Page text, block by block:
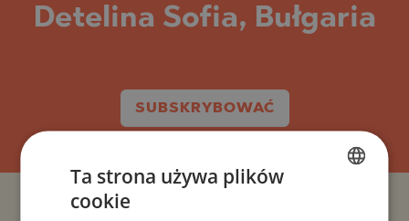
Detelina Sofia, Bułgaria
SUBSKRYBOWAĆ
PROJEKTY I NIERUCHOMOŚCI WEDŁUG KRAJU
Ta strona używa plików
cookie